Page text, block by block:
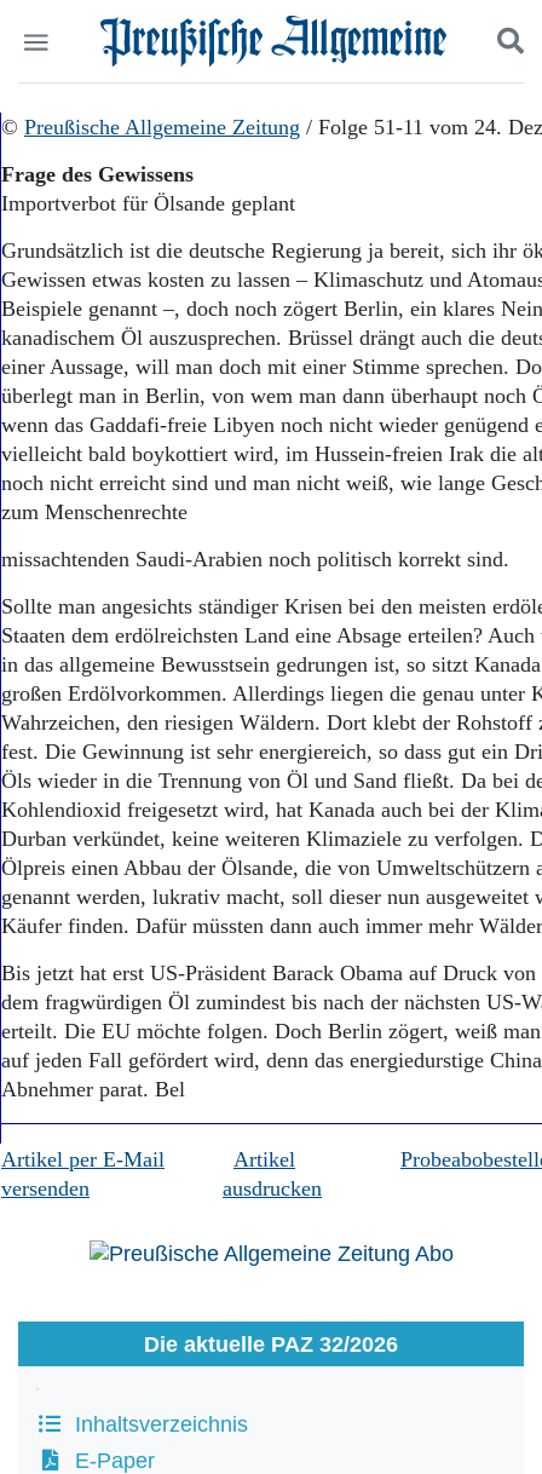
Start
Abonnenten-Login
Abonnent werden
Abo Prämien
Archiv
Mediadaten
Politik
Panorama
Leben
Geschichte
Ostpreußen
Pommern
Berlin-Brandenburg
Schlesien
Danzig und Westpreußen
Bücher
Kontakt
Impressum
Datenschutz
Suchen und finden
© Preußische Allgemeine Zeitung / Folge 51-11 vom 24.
Frage des Gewissens
Importverbot für Ölsande geplant
Grundsätzlich ist die deutsche Regierung ja bereit, sich ihr
Gewissen etwas kosten zu lassen – Klimaschutz und
Beispiele genannt –, doch noch zögert Berlin, ein klares
kanadischem Öl auszusprechen. Brüssel drängt auch die
einer Aussage, will man doch mit einer Stimme sprechen.
überlegt man in Berlin, von wem man dann überhaupt noch
wenn das Gaddafi-freie Libyen noch nicht wieder genügend
vielleicht bald boykottiert wird, im Hussein-freien Irak die
noch nicht erreicht sind und man nicht weiß, wie lange
zum Menschenrechte
missachtenden Saudi-Arabien noch politisch korrekt sind.
Sollte man angesichts ständiger Krisen bei den meisten
Staaten dem erdölreichsten Land eine Absage erteilen?
in das allgemeine Bewusstsein gedrungen ist, so sitzt
großen Erdölvorkommen. Allerdings liegen die genau unter
Wahrzeichen, den riesigen Wäldern. Dort klebt der Rohstoff
fest. Die Gewinnung ist sehr energiereich, so dass gut ein
Öls wieder in die Trennung von Öl und Sand fließt. Da bei
Kohlendioxid freigesetzt wird, hat Kanada auch bei der
Durban verkündet, keine weiteren Klimaziele zu verfolgen.
Ölpreis einen Abbau der Ölsande, die von Umweltschützern
genannt werden, lukrativ macht, soll dieser nun ausgeweitet
Käufer finden. Dafür müssten dann auch immer mehr
Bis jetzt hat erst US-Präsident Barack Obama auf Druck
dem fragwürdigen Öl zumindest bis nach der nächsten US-
erteilt. Die EU möchte folgen. Doch Berlin zögert, weiß man
auf jeden Fall gefördert wird, denn das energiedurstige
Abnehmer parat. Bel
Artikel per E-Mail
versenden
Artikel
ausdrucken
Die aktuelle PAZ 32/2026
Inhaltsverzeichnis
E-Paper